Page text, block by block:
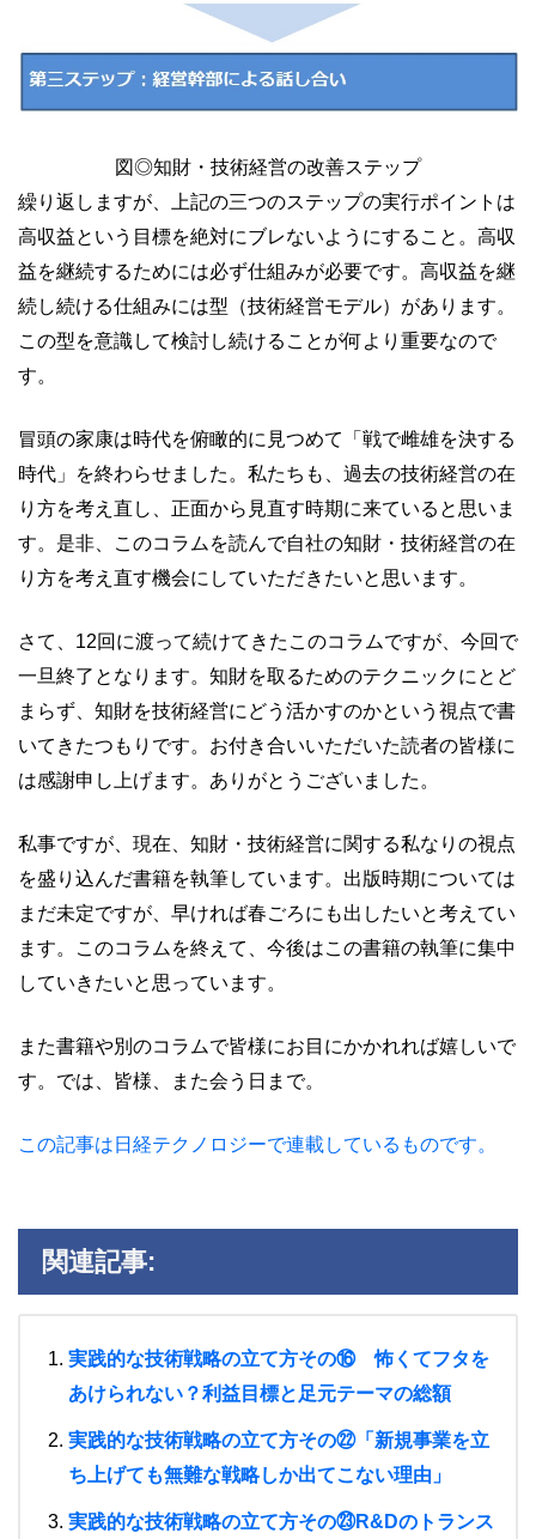
図◎知財・技術経営の改善ステップ
繰り返しますが、上記の三つのステップの実行ポイントは
高収益という目標を絶対にブレないようにすること。高収
益を継続するためには必ず仕組みが必要です。高収益を継
続し続ける仕組みには型（技術経営モデル）があります。
この型を意識して検討し続けることが何より重要なので
す。
冒頭の家康は時代を俯瞰的に見つめて「戦で雌雄を決する
時代」を終わらせました。私たちも、過去の技術経営の在
り方を考え直し、正面から見直す時期に来ていると思いま
す。是非、このコラムを読んで自社の知財・技術経営の在
り方を考え直す機会にしていただきたいと思います。
さて、12回に渡って続けてきたこのコラムですが、今回で
一旦終了となります。知財を取るためのテクニックにとど
まらず、知財を技術経営にどう活かすのかという視点で書
いてきたつもりです。お付き合いいただいた読者の皆様に
は感謝申し上げます。ありがとうございました。
私事ですが、現在、知財・技術経営に関する私なりの視点
を盛り込んだ書籍を執筆しています。出版時期については
まだ未定ですが、早ければ春ごろにも出したいと考えてい
ます。このコラムを終えて、今後はこの書籍の執筆に集中
していきたいと思っています。
また書籍や別のコラムで皆様にお目にかかれれば嬉しいで
す。では、皆様、また会う日まで。
この記事は日経テクノロジーで連載しているものです。
関連記事:
実践的な技術戦略の立て方その⑯ 怖くてフタを
あけられない？利益目標と足元テーマの総額
実践的な技術戦略の立て方その㉒「新規事業を立
ち上げても無難な戦略しか出てこない理由」
実践的な技術戦略の立て方その㉓R&Dのトランス